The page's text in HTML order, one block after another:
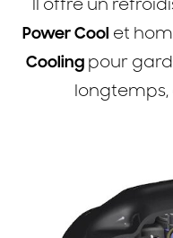
Il offre un
Power Cool et
Cooling pour